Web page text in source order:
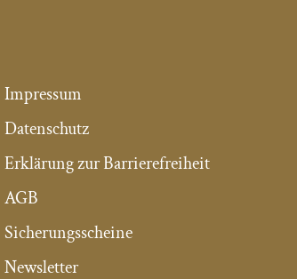
Impressum
Datenschutz
Erklärung zur Barrierefreiheit
AGB
Sicherungsscheine
Newsletter